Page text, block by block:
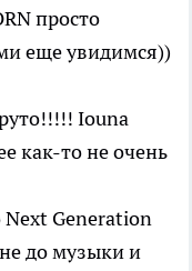
просто
еще увидимся))
Iouna
как-то не очень
Generation
до музыки и